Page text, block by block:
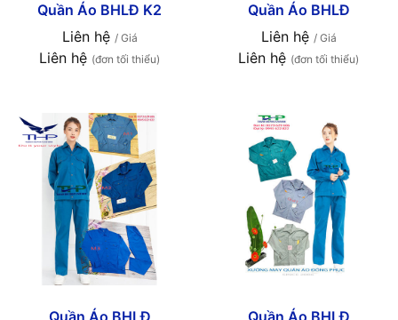
Quần Áo BHLĐ K2
Liên hệ / Giá
Liên hệ (đơn tối thiểu)
Quần Áo BHLĐ
Liên hệ / Giá
Liên hệ (đơn tối thiểu)